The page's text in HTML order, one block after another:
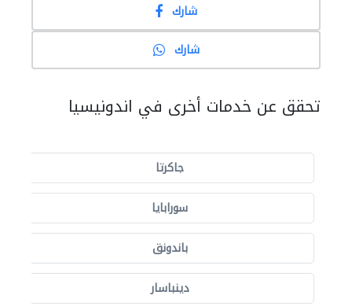
شارك
شارك
تحقق عن خدمات أخرى في اندونيسيا
جاكرتا
سورابايا
باندونق
دينباسار